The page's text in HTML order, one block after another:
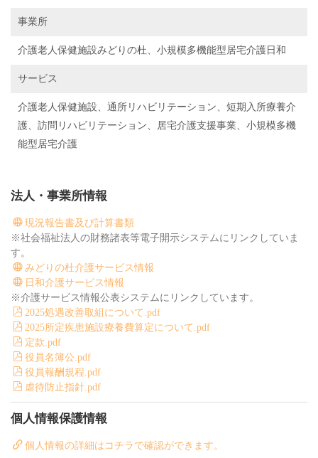
事業所
介護老人保健施設みどりの杜、小規模多機能型居宅介護日和
サービス
介護老人保健施設、通所リハビリテーション、短期入所療養介
護、訪問リハビリテーション、居宅介護支援事業、小規模多機
能型居宅介護
法人・事業所情報
現況報告書及び計算書類
※社会福祉法人の財務諸表等電子開示システムにリンクしていま
す。
みどりの杜介護サービス情報
日和介護サービス情報
※介護サービス情報公表システムにリンクしています。
2025処遇改善取組について.pdf
2025所定疾患施設療養費算定について.pdf
定款.pdf
役員名簿公.pdf
役員報酬規程.pdf
虐待防止指針.pdf
個人情報保護情報
個人情報の詳細はコチラで確認ができます。